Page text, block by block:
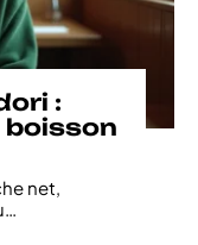
:
boisson
net,